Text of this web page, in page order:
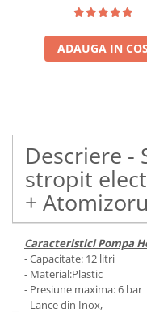
ADAUGA IN COS
Descriere -
stropit
+
Caracteristici Pompa
- Capacitate: 12 litri
- Material:Plastic
- Presiune maxima: 6 bar
- Lance din Inox,